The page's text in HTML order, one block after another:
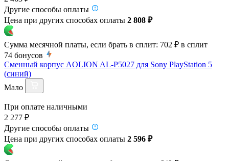
Другие способы оплаты
Цена при других способах оплаты 2 808 ₽
Сумма месячной платы, если брать в сплит: 702 ₽ в сплит
74 бонусов
Сменный корпус AOLION AL-P5027 для Sony PlayStation 5
(синий)
Мало
При оплате наличными
2 277 ₽
Другие способы оплаты
Цена при других способах оплаты 2 596 ₽